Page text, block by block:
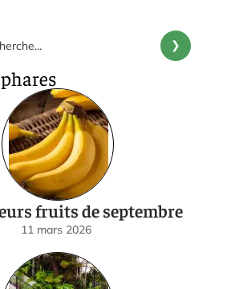
fruits de septembre
11 mars 2026